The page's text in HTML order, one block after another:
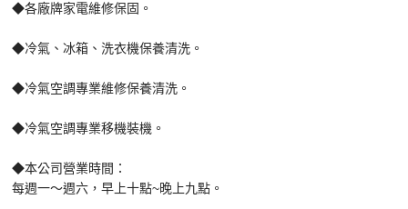
◆各廠牌家電維修保固。
◆冷氣、冰箱、洗衣機保養清洗。
◆冷氣空調專業維修保養清洗。
◆冷氣空調專業移機裝機。
◆本公司營業時間：
每週一～週六，早上十點~晚上九點。